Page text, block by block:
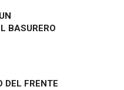
BASURERO
DEL FRENTE